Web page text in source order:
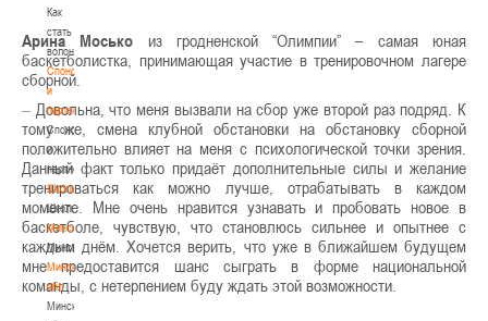
Как
стать
волонтером
Спонсоры
и
партнеры
Спонсоры
и
партнеры
Школы
Школы
Минск
Минск
Минская
обл
Минская
Арина Мосько из гродненской “Олимпии” – самая юная
баскетболистка, принимающая участие в тренировочном лагере
сборной.
– Довольна, что меня вызвали на сбор уже второй раз подряд. К
тому же, смена клубной обстановки на обстановку сборной
положительно влияет на меня с психологической точки зрения.
Данный факт только придаёт дополнительные силы и желание
тренироваться как можно лучше, отрабатывать в каждом
моменте. Мне очень нравится узнавать и пробовать новое в
баскетболе, чувствую, что становлюсь сильнее и опытнее с
каждым днём. Хочется верить, что уже в ближайшем будущем
мне предоставится шанс сыграть в форме национальной
команды, с нетерпением буду ждать этой возможности.